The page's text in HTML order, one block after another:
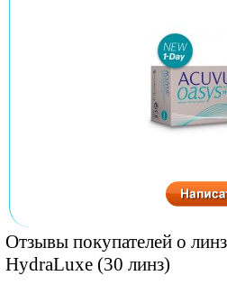
Отзывы покупателей о
HydraLuxe (30 линз)